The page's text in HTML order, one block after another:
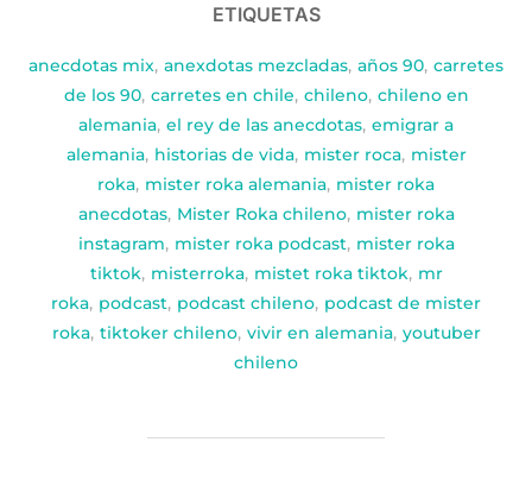
ETIQUETAS
anecdotas mix, anexdotas mezcladas, años 90, carretes
de los 90, carretes en chile, chileno, chileno en
alemania, el rey de las anecdotas, emigrar a
alemania, historias de vida, mister roca, mister
roka, mister roka alemania, mister roka
anecdotas, Mister Roka chileno, mister roka
instagram, mister roka podcast, mister roka
tiktok, misterroka, mistet roka tiktok, mr
roka, podcast, podcast chileno, podcast de mister
roka, tiktoker chileno, vivir en alemania, youtuber
chileno